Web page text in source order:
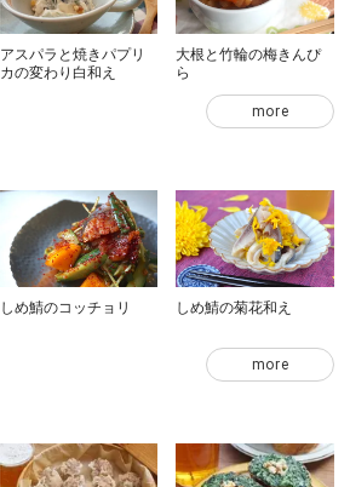
アスパラと焼きパプリ
カの変わり白和え
大根と竹輪の梅きんぴ
ら
more
しめ鯖のコッチョリ しめ鯖の菊花和え
more